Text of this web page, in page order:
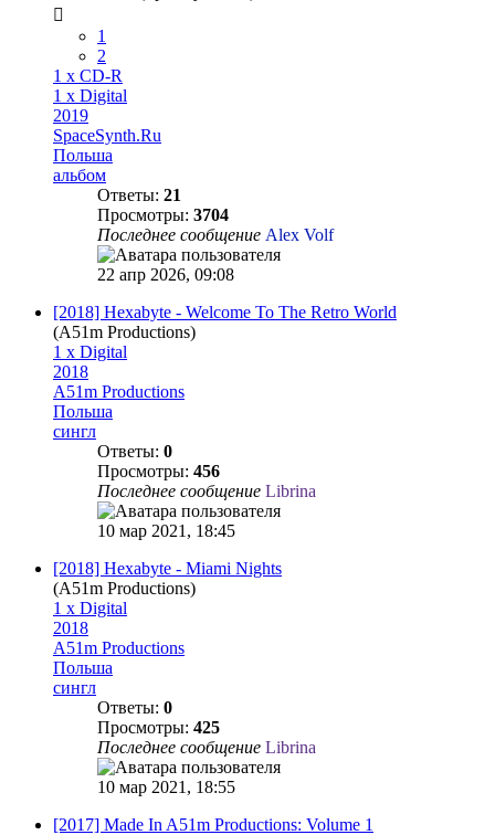
1
2
1 x CD-R
1 x Digital
2019
SpaceSynth.Ru
Польша
альбом
Ответы: 21
Просмотры: 3704
Последнее сообщение Alex Volf
22 апр 2026, 09:08
[2018] Hexabyte - Welcome To The Retro World
(A51m Productions)
1 x Digital
2018
A51m Productions
Польша
сингл
Ответы: 0
Просмотры: 456
Последнее сообщение Librina
10 мар 2021, 18:45
[2018] Hexabyte - Miami Nights
(A51m Productions)
1 x Digital
2018
A51m Productions
Польша
сингл
Ответы: 0
Просмотры: 425
Последнее сообщение Librina
10 мар 2021, 18:55
[2017] Made In A51m Productions: Volume 1